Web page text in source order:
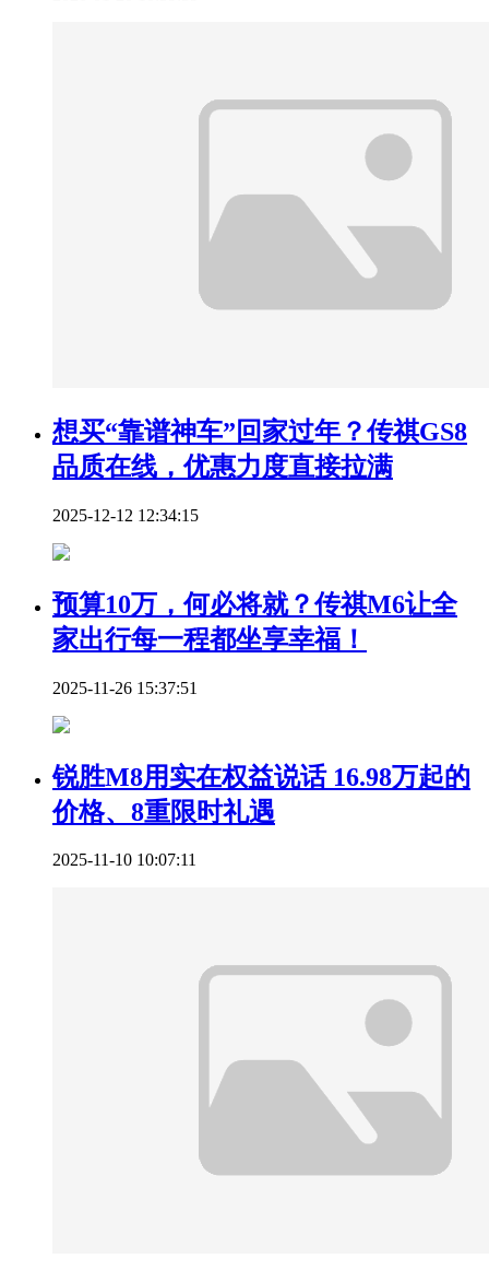
想买“靠谱神车”回家过年？传祺GS8
品质在线，优惠力度直接拉满
2025-12-12 12:34:15
预算10万，何必将就？传祺M6让全
家出行每一程都坐享幸福！
2025-11-26 15:37:51
锐胜M8用实在权益说话 16.98万起的
价格、8重限时礼遇
2025-11-10 10:07:11